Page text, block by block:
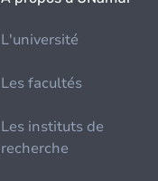
L'université
Les facultés
Les instituts de
recherche